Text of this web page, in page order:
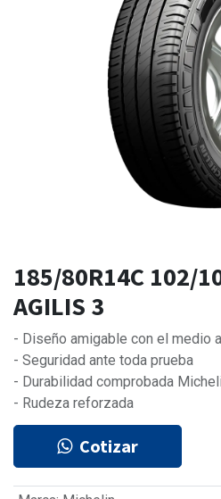
185/80R14C 102/
AGILIS 3
- Diseño amigable con el medio
- Seguridad ante toda prueba
- Durabilidad comprobada
- Rudeza reforzada
Cotizar